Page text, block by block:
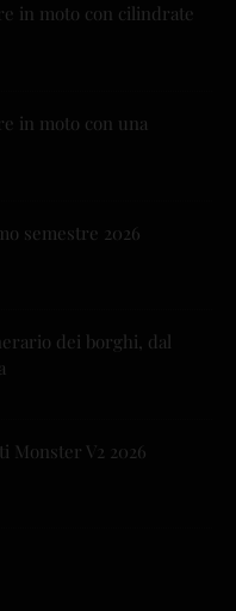
in moto con cilindrate
in moto con una
semestre 2026
dei borghi, dal
Monster V2 2026